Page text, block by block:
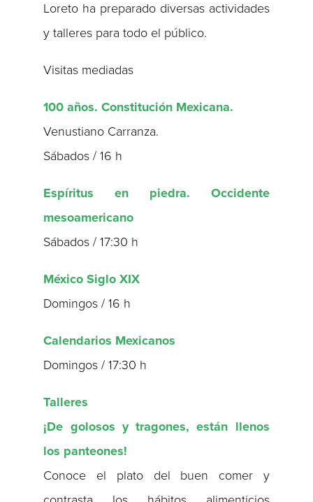
Loreto ha preparado diversas actividades
y talleres para todo el público.
Visitas mediadas
100 años. Constitución Mexicana.
Venustiano Carranza.
Sábados / 16 h
Espíritus en piedra. Occidente
mesoamericano
Sábados / 17:30 h
México Siglo XIX
Domingos / 16 h
Calendarios Mexicanos
Domingos / 17:30 h
Talleres
¡De golosos y tragones, están llenos
los panteones!
Conoce el plato del buen comer y